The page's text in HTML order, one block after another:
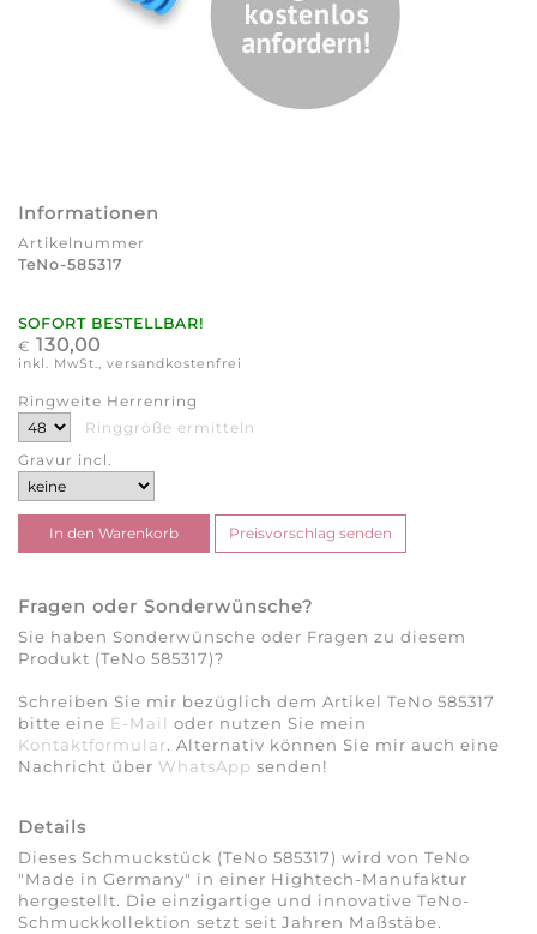
Informationen
Artikelnummer
TeNo-585317
SOFORT BESTELLBAR!
€ 130,00
inkl. MwSt., versandkostenfrei
Ringweite Herrenring
Ringgröße ermitteln
Gravur incl.
Fragen oder Sonderwünsche?
Sie haben Sonderwünsche oder Fragen zu diesem
Produkt (TeNo 585317)?
Schreiben Sie mir bezüglich dem Artikel TeNo 585317
bitte eine E-Mail oder nutzen Sie mein
Kontaktformular. Alternativ können Sie mir auch eine
Nachricht über WhatsApp senden!
Details
Dieses Schmuckstück (TeNo 585317) wird von TeNo
"Made in Germany" in einer Hightech-Manufaktur
hergestellt. Die einzigartige und innovative TeNo-
Schmuckkollektion setzt seit Jahren Maßstäbe.